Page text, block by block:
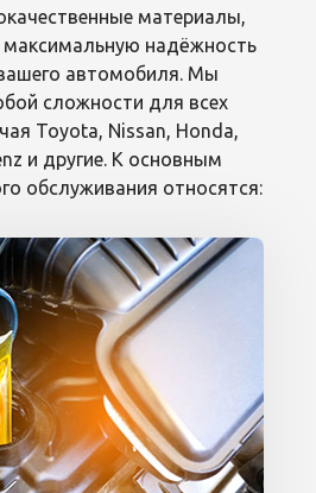
материалы,
максимальную надёжность
автомобиля. Мы
сложности для всех
Toyota, Nissan, Honda,
и другие. К основным
обслуживания относятся: